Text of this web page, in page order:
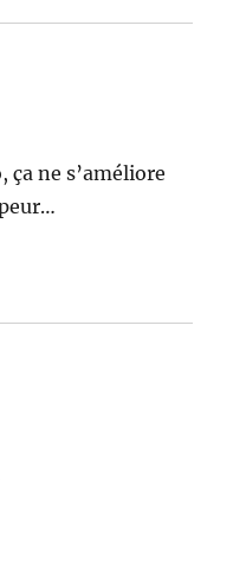
ça ne s’améliore